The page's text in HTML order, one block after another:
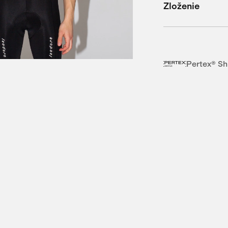
Zloženie
Pertex®